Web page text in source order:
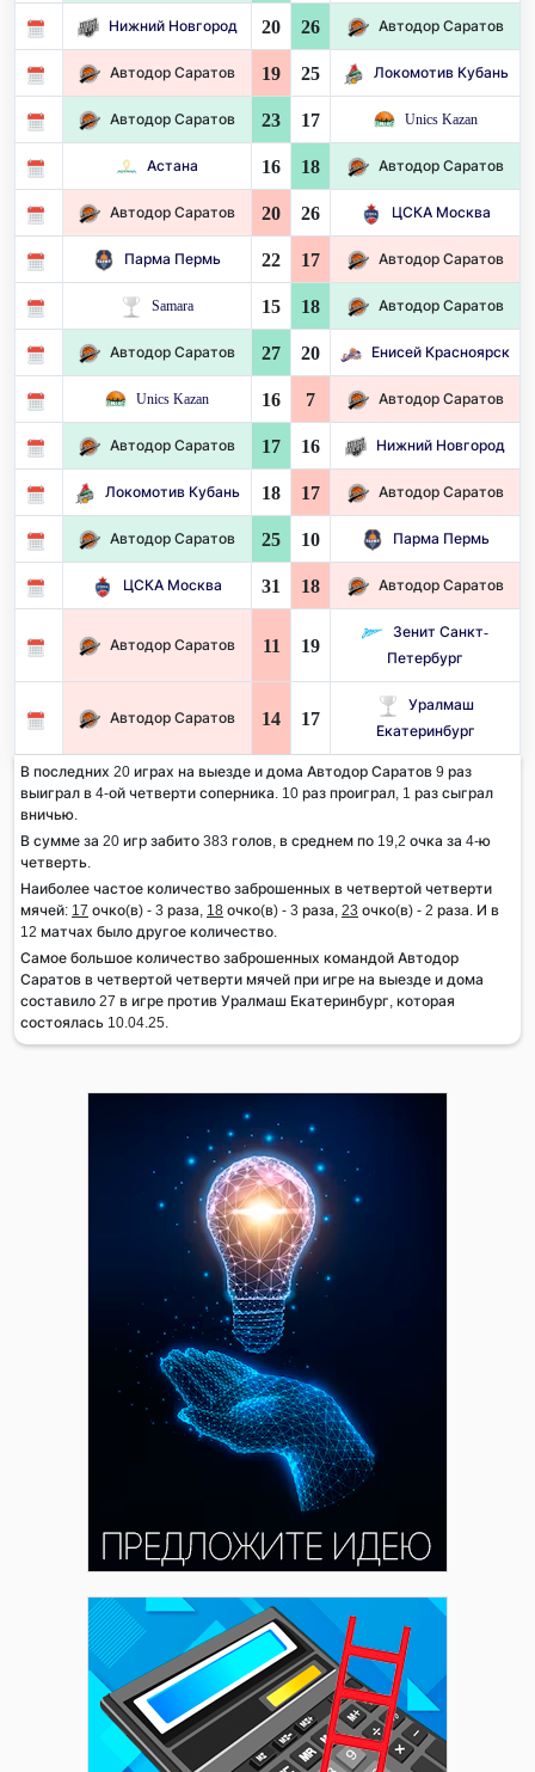
Нижний Новгород 20 26 Автодор Саратов
Автодор Саратов 19 25 Локомотив Кубань
Автодор Саратов 23 17 Unics Kazan
Астана 16 18 Автодор Саратов
Автодор Саратов 20 26 ЦСКА Москва
Парма Пермь 22 17 Автодор Саратов
Samara 15 18 Автодор Саратов
Автодор Саратов 27 20 Енисей Красноярск
Unics Kazan 16 7 Автодор Саратов
Автодор Саратов 17 16 Нижний Новгород
Локомотив Кубань 18 17 Автодор Саратов
Автодор Саратов 25 10 Парма Пермь
ЦСКА Москва 31 18 Автодор Саратов
Автодор Саратов 11 19
Зенит Санкт-
Петербург
Автодор Саратов 14 17
Уралмаш
Екатеринбург
В последних 20 играх на выезде и дома Автодор Саратов 9 раз
выиграл в 4-ой четверти соперника. 10 раз проиграл, 1 раз сыграл
вничью.
В сумме за 20 игр забито 383 голов, в среднем по 19,2 очка за 4-ю
четверть.
Наиболее частое количество заброшенных в четвертой четверти
мячей: 17 очко(в) - 3 раза, 18 очко(в) - 3 раза, 23 очко(в) - 2 раза. И в
12 матчах было другое количество.
Самое большое количество заброшенных командой Автодор
Саратов в четвертой четверти мячей при игре на выезде и дома
составило 27 в игре против Уралмаш Екатеринбург, которая
состоялась 10.04.25.